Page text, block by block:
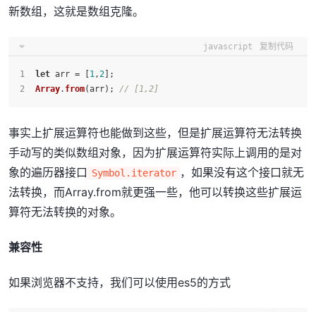
新数组，这就是数组克隆。
javascript 复制代码
let arr = [ 1,2 ];
Array. from(arr); // [1,2]
事实上扩展运算符也能做到这些，但是扩展运算符无法转换
手动写的类似数组对象，因为扩展运算符实际上调用的是对
象的遍历器接口 Symbol.iterator ，如果没有这个接口就无
法转换，而Array.from就更强一些，他可以转换这些扩展运
算符无法转换的对象。
兼容性
如果浏览器不支持，我们可以使用es5的方式